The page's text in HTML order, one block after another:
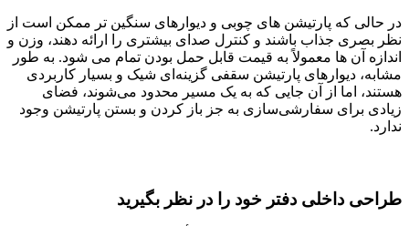
در حالی که پارتیشن های چوبی و دیوارهای سنگین تر ممکن است از
نظر بصری جذاب باشند و کنترل صدای بیشتری را ارائه دهند، وزن و
اندازه آن ها معمولاً به قیمت قابل حمل بودن تمام می شود. به طور
مشابه، دیوارهای پارتیشن سقفی گزینه‌ای شیک و بسیار کاربردی
هستند، اما از آن جایی که به یک مسیر محدود می‌شوند، فضای
زیادی برای سفارشی‌سازی به جز باز کردن و بستن پارتیشن وجود
ندارد.
طراحی داخلی دفتر خود را در نظر بگیرید